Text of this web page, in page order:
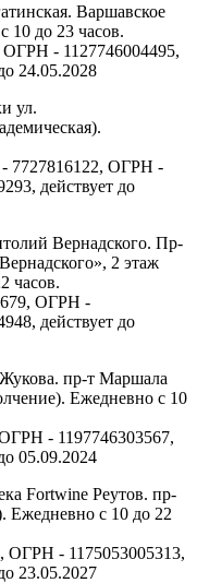
Варшавское
10 до 23 часов.
- 1127746004495,
24.05.2028
ул.
ОГРН -
действует до
Вернадского. Пр-
2 этаж
часов.
ОГРН -
действует до
пр-т Маршала
Ежедневно с 10
- 1197746303567,
05.09.2024
Fortwine Реутов. пр-
с 10 до 22
- 1175053005313,
23.05.2027